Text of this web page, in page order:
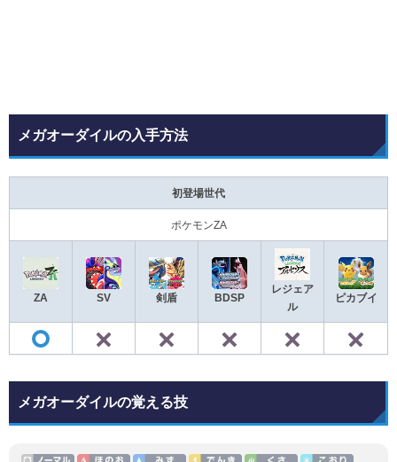
メガオーダイルの入手方法
初登場世代
ポケモンZA
ZA SV 剣盾 BDSP
レジェア
ル
ピカブイ
メガオーダイルの覚える技